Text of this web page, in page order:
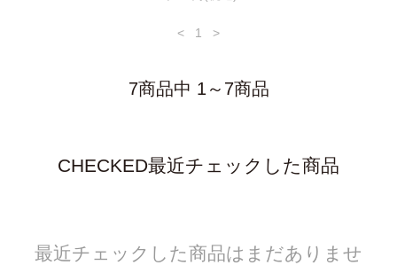
< 1 >
7商品中 1～7商品
CHECKED最近チェックした商品
最近チェックした商品はまだありませ